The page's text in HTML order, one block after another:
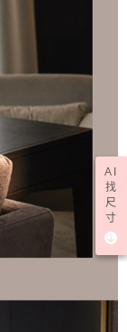
AI
找
尺
寸